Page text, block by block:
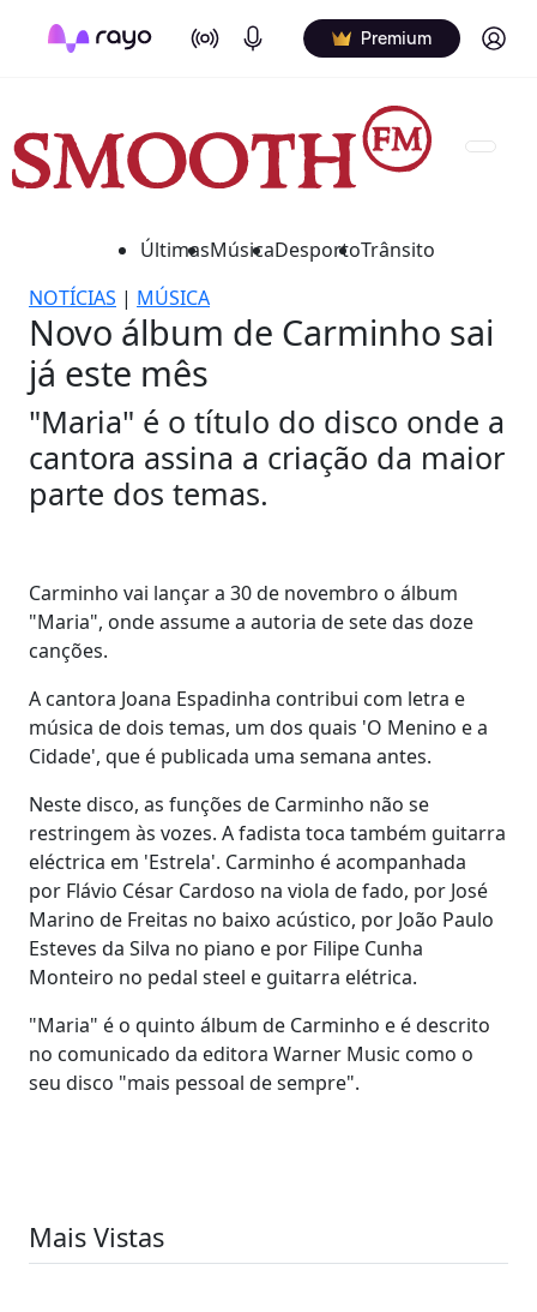
On Air Podcasts Premium Log in
ÚltimasMúsicaDesportoTrânsito
NOTÍCIAS | MÚSICA
Novo álbum de Carminho sai
já este mês
"Maria" é o título do disco onde a
cantora assina a criação da maior
parte dos temas.
Carminho vai lançar a 30 de novembro o álbum
"Maria", onde assume a autoria de sete das doze
canções.
A cantora Joana Espadinha contribui com letra e
música de dois temas, um dos quais 'O Menino e a
Cidade', que é publicada uma semana antes.
Neste disco, as funções de Carminho não se
restringem às vozes. A fadista toca também guitarra
eléctrica em 'Estrela'. Carminho é acompanhada
por Flávio César Cardoso na viola de fado, por José
Marino de Freitas no baixo acústico, por João Paulo
Esteves da Silva no piano e por Filipe Cunha
Monteiro no pedal steel e guitarra elétrica.
"Maria" é o quinto álbum de Carminho e é descrito
no comunicado da editora Warner Music como o
seu disco "mais pessoal de sempre".
Mais Vistas